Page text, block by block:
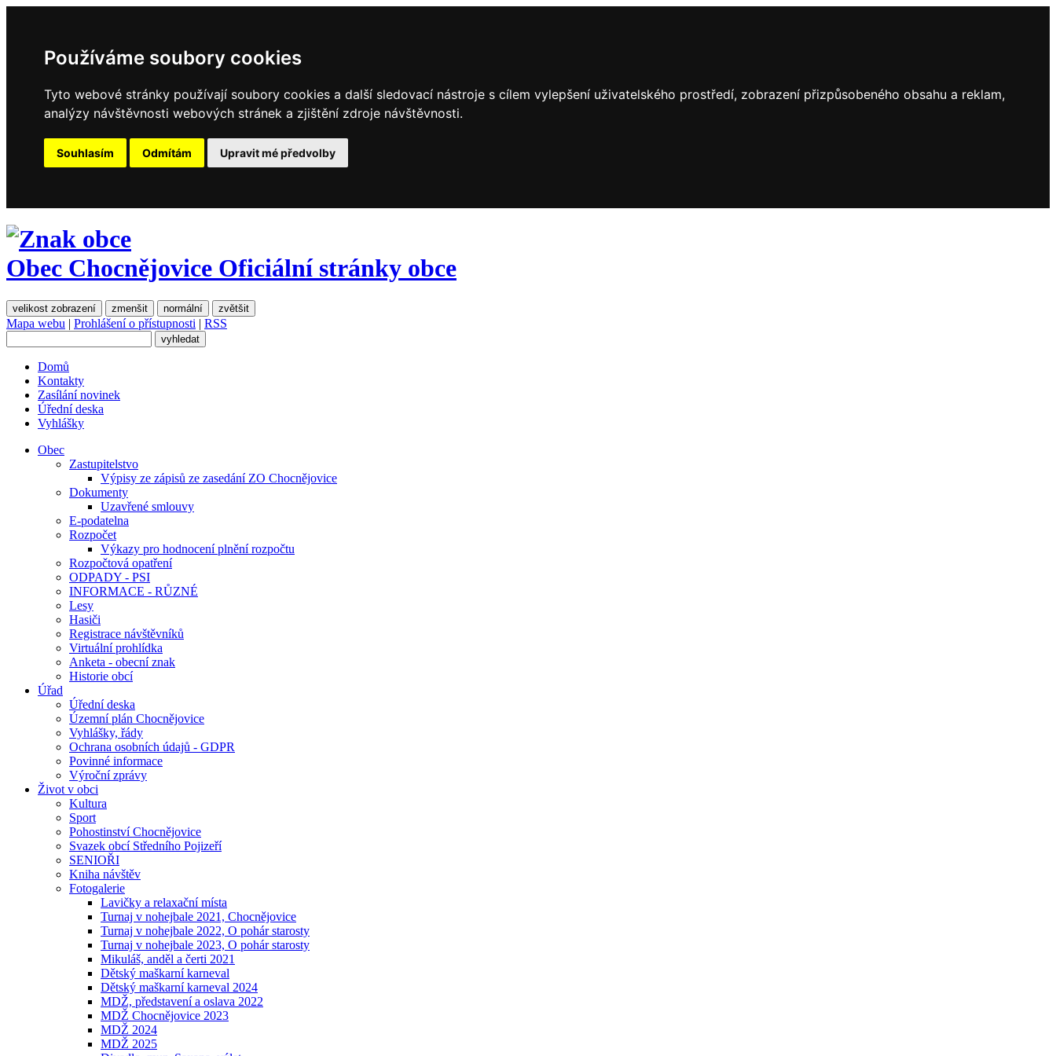
Používáme soubory cookies
Tyto webové stránky používají soubory cookies a další sledovací nástroje s cílem vylepšení uživatelského prostředí, zobrazení přizpůsobeného obsahu a reklam,
analýzy návštěvnosti webových stránek a zjištění zdroje návštěvnosti.
Souhlasím Odmítám Upravit mé předvolby
Obec Chocnějovice Oficiální stránky obce
velikost zobrazení zmenšit normální zvětšit
Mapa webu | Prohlášení o přístupnosti | RSS
Domů
Kontakty
Zasílání novinek
Úřední deska
Vyhlášky
Obec
Zastupitelstvo
Výpisy ze zápisů ze zasedání ZO Chocnějovice
Dokumenty
Uzavřené smlouvy
E-podatelna
Rozpočet
Výkazy pro hodnocení plnění rozpočtu
Rozpočtová opatření
ODPADY - PSI
INFORMACE - RŮZNÉ
Lesy
Hasiči
Registrace návštěvníků
Virtuální prohlídka
Anketa - obecní znak
Historie obcí
Úřad
Úřední deska
Územní plán Chocnějovice
Vyhlášky, řády
Ochrana osobních údajů - GDPR
Povinné informace
Výroční zprávy
Život v obci
Kultura
Sport
Pohostinství Chocnějovice
Svazek obcí Středního Pojizeří
SENIOŘI
Kniha návštěv
Fotogalerie
Lavičky a relaxační místa
Turnaj v nohejbale 2021, Chocnějovice
Turnaj v nohejbale 2022, O pohár starosty
Turnaj v nohejbale 2023, O pohár starosty
Mikuláš, anděl a čerti 2021
Dětský maškarní karneval
Dětský maškarní karneval 2024
MDŽ, představení a oslava 2022
MDŽ Chocnějovice 2023
MDŽ 2024
MDŽ 2025